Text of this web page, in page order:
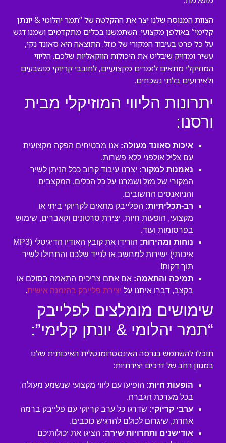
הצוות המנוסה שלנו יצר את ההקלטה של “תמר יהלומי & יונתן
קלימי” באולפן מקצועי. השתמשנו בכלים מתקדמים ושמנו דגש
על כל פרט בעיבוד המקורי של מזל. התוצאה היא סאונד נקי,
עשיר ומדויק שיבליט את היכולות הווקאליות שלכם. הליווי
המוזיקלי מתאים לזמרים מקצועיים, לחובבי קריוקי מושבעים
ולאירועים בלתי נשכחים.
יתרונות הליווי המוזיקלי מבית
ורסנו:
איכות סאונד מעולה: אנו מבטיחים הפקה מקצועית
עם צליל אולפני ללא פשרות.
נאמנות למקור: יצרנו עיבוד קרוב ככל הניתן לשיר
המקורי של מזל ושמרנו על כל הכלים, המקצבים
והניואנסים החשובים.
רב-תכליתיות: הפלייבק מתאים לקריוקי ביתי או
מקצועי, הופעות חיות, יצירת סרטונים וקאברים, שימוש
בפרסומות ועוד.
נוחות ומהירות:
הורידו את קובץ האודיו הדיגיטלי (MP3
איכותי) ישירות למחשב או לנייד שלכם והתחילו לשיר
תוך דקות!
תמיכה והתאמה: אם אתם צריכים התאמה בסולם או
בקצב, דברו איתנו על יצירת פלייבק בהזמנה אישית.
שימושים מומלצים לפלייבק
“תמר יהלומי & יונתן קלימי”:
תוכלו להשתמש בגרסה האינסטרומנטלית האיכותית שלנו
במגוון רחב של דרכים יצירתיות:
הופעות חיות: הופיעו עם ליווי מקצועי שנשמע מעולה
בכל מערכת הגברה.
ערבי קריוקי: שדרגו כל ערב קריוקי עם פלייבק ברמה
אחרת, שיגרום לכולם להרגיש כוכבים.
אודישנים ותחרויות שירה: הציגו את יכולותיכם